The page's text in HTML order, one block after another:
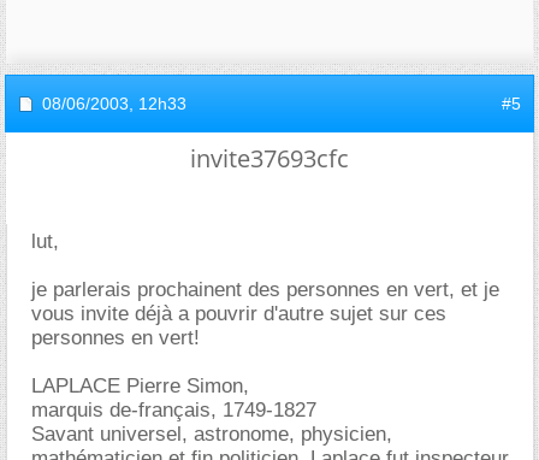
08/06/2003, 12h33 #5
invite37693cfc
lut,
je parlerais prochainent des personnes en vert, et je
vous invite déjà a pouvrir d'autre sujet sur ces
personnes en vert!
LAPLACE Pierre Simon,
marquis de-français, 1749-1827
Savant universel, astronome, physicien,